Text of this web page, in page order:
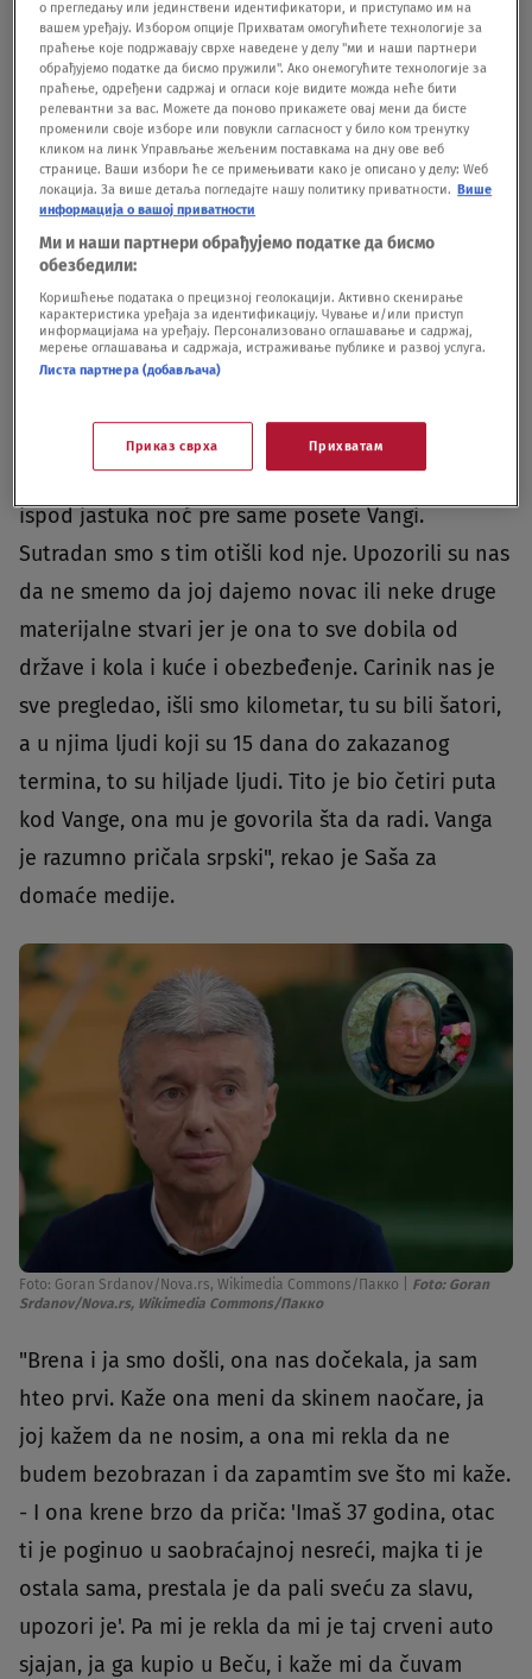
momentu sam se naježila kada me je pitala za
neke stvari iz života koje mi se trenutno dešavaju,
a o tome skoro niko ne zna. Za udaju, videćemo,
oktobar je veoma blizu. Možda je to pogrešila, ali
nikada se ne zna. Kada mi je rekla da ću roditi
sina, otopila sam se, to mi je velika želja", dodala
je pevačica.Saša Popović iLepa Brena
svojevremeno su zajedno u Bugarskoj posetili
čuvenu baba Vangu, o čemu su otvoreno
govorili."Kada smo bili na koncertu u Bugarskoj,
Baba Vange. Brena i ja smo otišli i dobili po dve
kocke šećera. Njih smo zavili u salvetu i stavili
ispod jastuka noć pre same posete Vangi.
Sutradan smo s tim otišli kod nje. Upozorili su nas
da ne smemo da joj dajemo novac ili neke druge
materijalne stvari jer je ona to sve dobila od
države i kola i kuće i obezbeđenje. Carinik nas je
sve pregledao, išli smo kilometar, tu su bili šatori,
a u njima ljudi koji su 15 dana do zakazanog
termina, to su hiljade ljudi. Tito je bio četiri puta
kod Vange, ona mu je govorila šta da radi. Vanga
je razumno pričala srpski", rekao je Saša za
domaće medije.
Foto: Goran Srdanov/Nova.rs, Wikimedia Commons/Пакко
Foto: Goran
Srdanov/Nova.rs, Wikimedia Commons/Пакко
"Brena i ja smo došli, ona nas dočekala, ja sam
hteo prvi. Kaže ona meni da skinem naočare, ja
joj kažem da ne nosim, a ona mi rekla da ne
budem bezobrazan i da zapamtim sve što mi kaže.
- I ona krene brzo da priča: 'Imaš 37 godina, otac
ti je poginuo u saobraćajnoj nesreći, majka ti je
ostala sama, prestala je da pali sveću za slavu,
upozori je'. Pa mi je rekla da mi je taj crveni auto
sjajan, ja ga kupio u Beču, i kaže mi da čuvam
о прегледању или јединствени идентификатори, и приступамо им на
вашем уређају. Избором опције Прихватам омогућићете технологије за
праћење које подржавају сврхе наведене у делу "ми и наши партнери
обрађујемо податке да бисмо пружили". Ако онемогућите технологије за
праћење, одређени садржај и огласи које видите можда неће бити
релевантни за вас. Можете да поново прикажете овај мени да бисте
променили своје изборе или повукли сагласност у било ком тренутку
кликом на линк Управљање жељеним поставкама на дну ове веб
странице. Ваши избори ће се примењивати како је описано у делу: Wеб
локација. За више детаља погледајте нашу политику приватности. Више
информација о вашој приватности
Ми и наши партнери обрађујемо податке да бисмо
обезбедили:
Коришћење података о прецизној геолокацији. Активно скенирање
карактеристика уређаја за идентификацију. Чување и/или приступ
информацијама на уређају. Персонализовано оглашавање и садржај,
мерење оглашавања и садржаја, истраживање публике и развој услуга.
Листа партнера (добављача)
Приказ сврха Прихватам